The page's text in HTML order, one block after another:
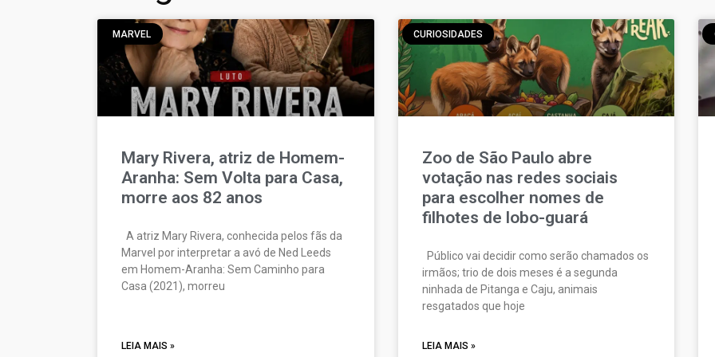
MARVEL
Mary Rivera, atriz de Homem-
Aranha: Sem Volta para Casa,
morre aos 82 anos
A atriz Mary Rivera, conhecida pelos fãs da
Marvel por interpretar a avó de Ned Leeds
em Homem-Aranha: Sem Caminho para
Casa (2021), morreu
LEIA MAIS »
CURIOSIDADES
Zoo de São Paulo abre
votação nas redes sociais
para escolher nomes de
filhotes de lobo-guará
Público vai decidir como serão chamados os
irmãos; trio de dois meses é a segunda
ninhada de Pitanga e Caju, animais
resgatados que hoje
LEIA MAIS »